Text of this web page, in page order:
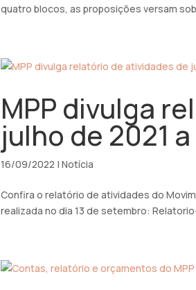
quatro blocos, as proposições versam
MPP divulga
julho de 2021
16/09/2022 | Notícia
Confira o relatório de atividades do
realizada no dia 13 de setembro: